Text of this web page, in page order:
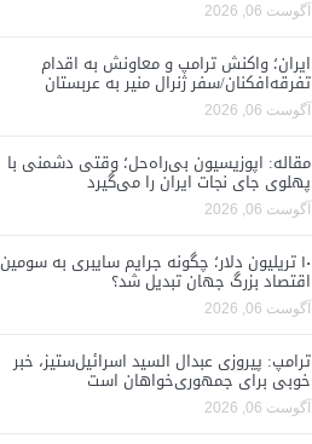
آگوست 06, 2026
ایران؛ واکنش ترامپ و معاونش به اقدام
تفرقه‌افکنان/سفر ژنرال منیر به عربستان
آگوست 06, 2026
مقاله: اپوزیسیون بی‌راه‌حل؛ وقتی دشمنی با
پهلوی جای نجات ایران را می‌گیرد
آگوست 06, 2026
۱۰ تریلیون دلار؛ چگونه جرایم سایبری به سومین
اقتصاد بزرگ جهان تبدیل شد؟
آگوست 06, 2026
ترامپ: پیروزی عبدال السید اسرائیل‌ستیز، خبر
خوبی برای جمهوری‌خواهان است
آگوست 06, 2026